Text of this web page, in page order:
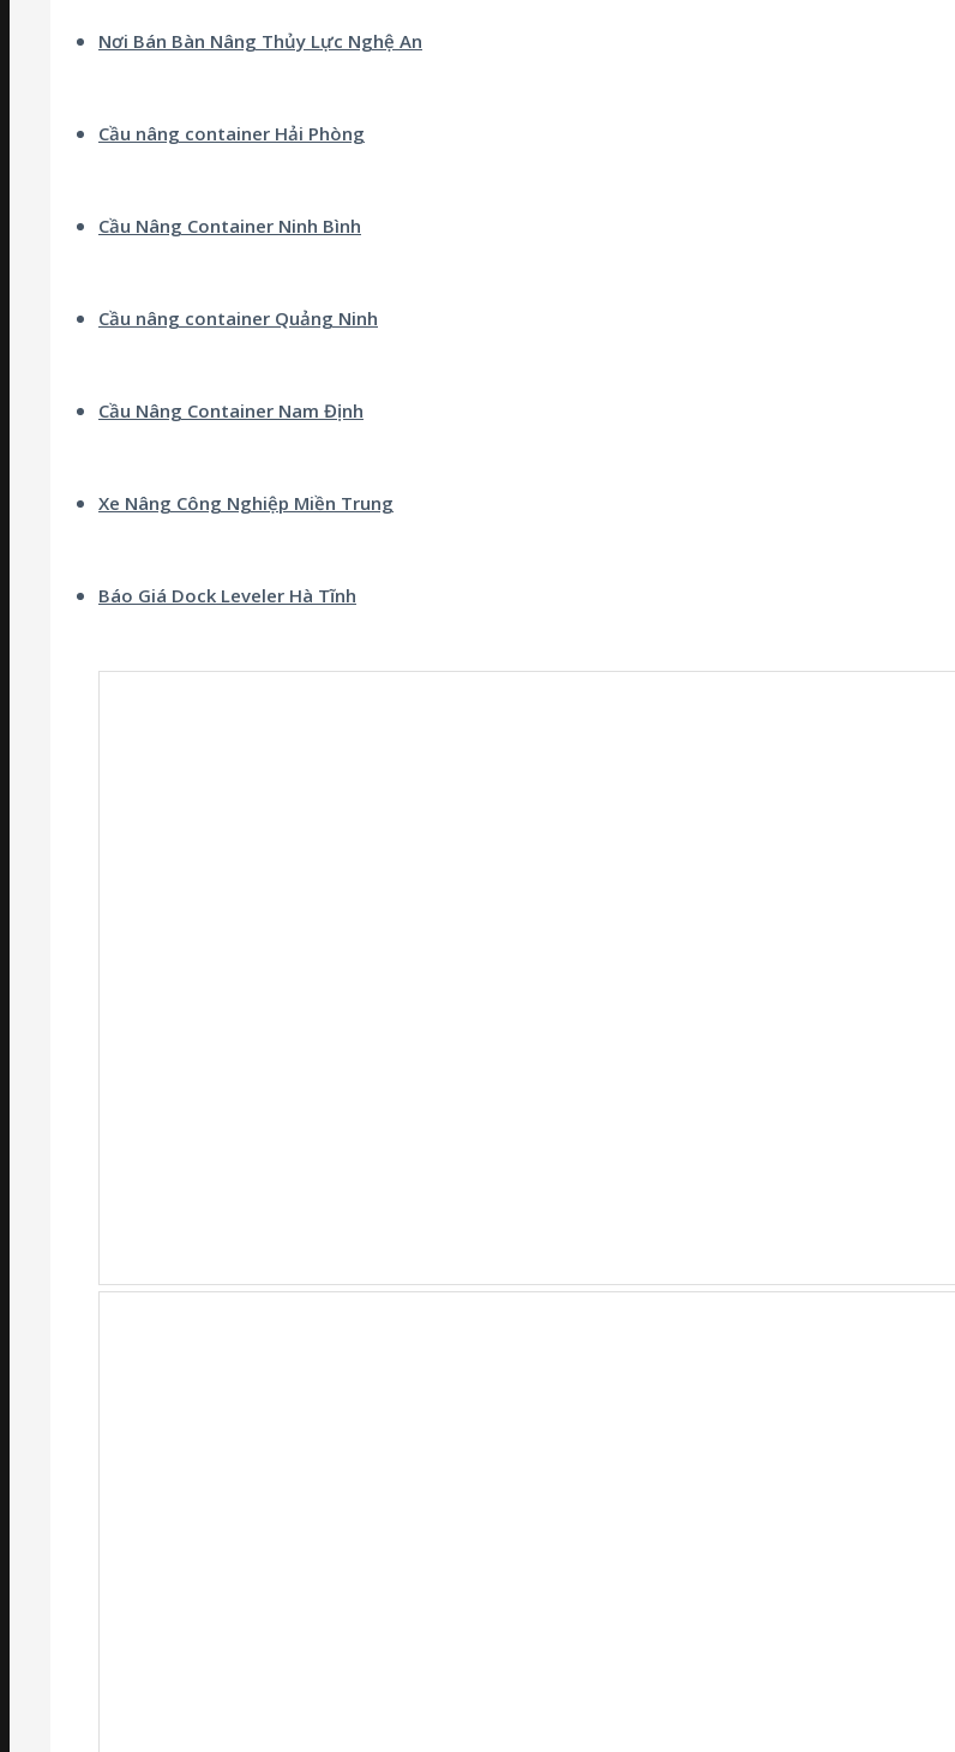
Nơi Bán Bàn Nâng Thủy Lực Nghệ An
Cầu nâng container Hải Phòng
Cầu Nâng Container Ninh Bình
Cầu nâng container Quảng Ninh
Cầu Nâng Container Nam Định
Xe Nâng Công Nghiệp Miền Trung
Báo Giá Dock Leveler Hà Tĩnh